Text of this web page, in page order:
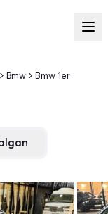
Bmw Bmw 1er